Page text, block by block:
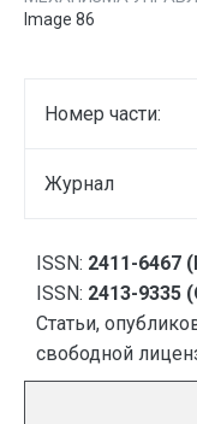
Image 86
Номер части:
Журнал
ISSN: 2411-6467
ISSN: 2413-9335
Статьи,
свободной